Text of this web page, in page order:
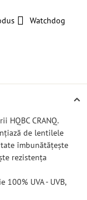
Watchdog
CRANQ.
de lentilele
îmbunătățește
rezistența
UVA - UVB,